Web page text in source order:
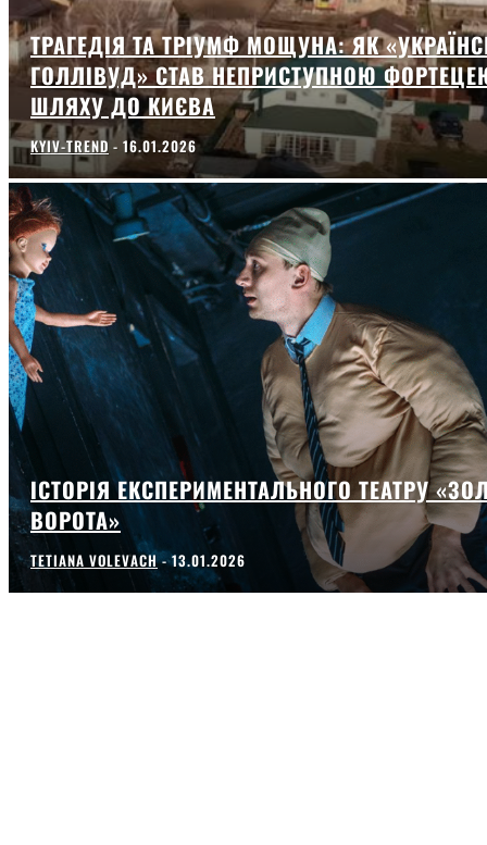
ТРАГЕДІЯ ТА ТРІУМФ МОЩУНА: ЯК
ГОЛЛІВУД» СТАВ НЕПРИСТУПНОЮ
ШЛЯХУ ДО КИЄВА
KYIV-TREND - 16.01.2026
ІСТОРІЯ ЕКСПЕРИМЕНТАЛЬНОГО ТЕАТРУ
ВОРОТА»
TETIANA VOLEVACH - 13.01.2026